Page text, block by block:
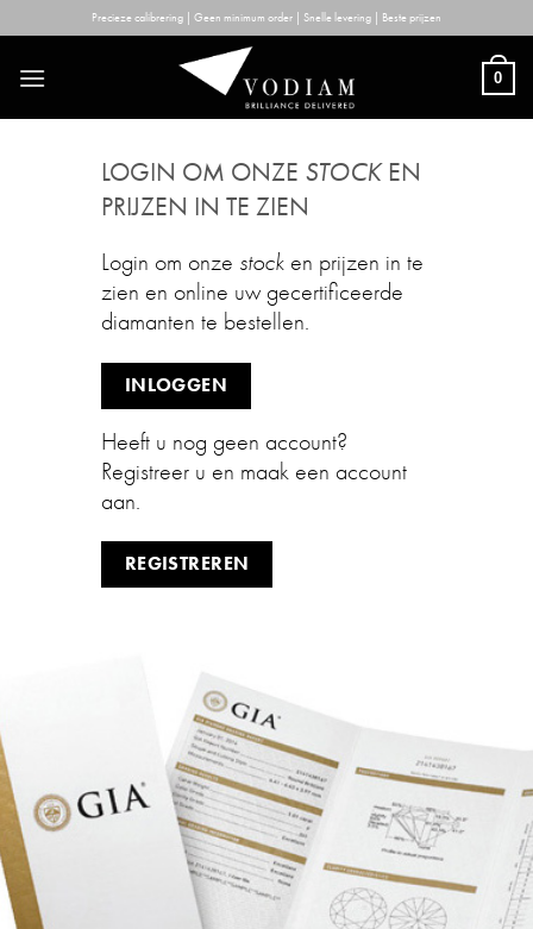
to
content
Precieze calibrering | Geen minimum order | Snelle levering | Beste prijzen
0
LOGIN OM ONZE STOCKEN
PRIJZEN IN TE ZIEN
Login om onze stock en prijzen in te
zien en online uw gecertificeerde
diamanten te bestellen.
INLOGGEN
Heeft u nog geen account?
Registreer u en maak een account
aan.
REGISTREREN